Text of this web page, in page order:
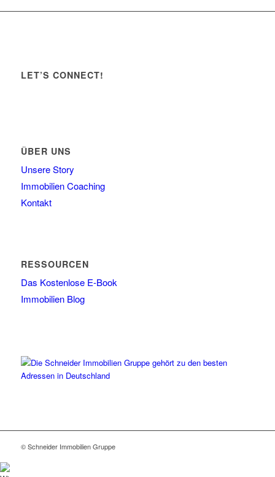
LET’S CONNECT!
ÜBER UNS
Unsere Story
Immobilien Coaching
Kontakt
RESSOURCEN
Das Kostenlose E-Book
Immobilien Blog
© Schneider Immobilien Gruppe